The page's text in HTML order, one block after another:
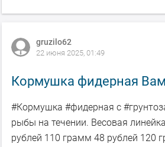
gruzilo62
22 июня 2025, 01:49
Кормушка фидерная
#Кормушка #фидерная с
рыбы на течении. Весовая
рублей 110 грамм 48 рублей 120